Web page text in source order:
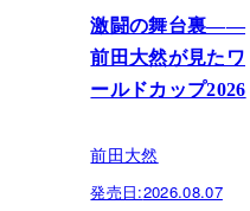
激闘の舞台裏――
前田大然が見たワ
ールドカップ2026
前田大然
発売日:2026.08.07